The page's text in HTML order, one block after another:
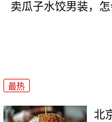
卖瓜子水饺男装，怎
最热
北